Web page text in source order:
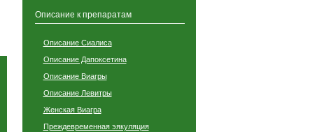
Описание к препаратам
Описание Сиалиса
Описание Дапоксетина
Описание Виагры
Описание Левитры
Женская Виагра
Преждевременная эякуляция